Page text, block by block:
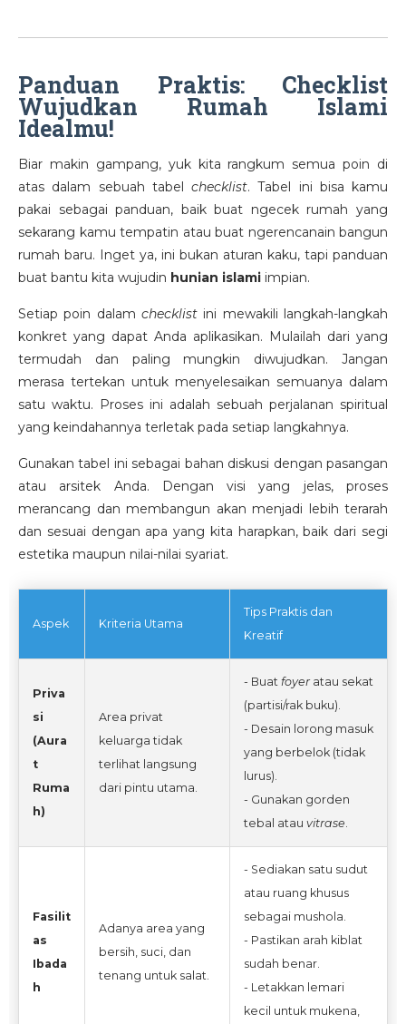
Panduan Praktis: Checklist
Wujudkan Rumah Islami
Idealmu!
Biar makin gampang, yuk kita rangkum semua poin di
atas dalam sebuah tabel checklist. Tabel ini bisa kamu
pakai sebagai panduan, baik buat ngecek rumah yang
sekarang kamu tempatin atau buat ngerencanain bangun
rumah baru. Inget ya, ini bukan aturan kaku, tapi panduan
buat bantu kita wujudin hunian islami impian.
Setiap poin dalam checklist ini mewakili langkah-langkah
konkret yang dapat Anda aplikasikan. Mulailah dari yang
termudah dan paling mungkin diwujudkan. Jangan
merasa tertekan untuk menyelesaikan semuanya dalam
satu waktu. Proses ini adalah sebuah perjalanan spiritual
yang keindahannya terletak pada setiap langkahnya.
Gunakan tabel ini sebagai bahan diskusi dengan pasangan
atau arsitek Anda. Dengan visi yang jelas, proses
merancang dan membangun akan menjadi lebih terarah
dan sesuai dengan apa yang kita harapkan, baik dari segi
estetika maupun nilai-nilai syariat.
Aspek Kriteria Utama
Tips Praktis dan
Kreatif
Priva
si
(Aura
t
Ruma
h)
Area privat
keluarga tidak
terlihat langsung
dari pintu utama.
- Buat foyeratau sekat
(partisi/rak buku).
- Desain lorong masuk
yang berbelok (tidak
lurus).
- Gunakan gorden
tebal atau vitrase.
Fasilit
as
Ibada
h
Adanya area yang
bersih, suci, dan
tenang untuk salat.
- Sediakan satu sudut
atau ruang khusus
sebagai mushola.
- Pastikan arah kiblat
sudah benar.
- Letakkan lemari
kecil untuk mukena,